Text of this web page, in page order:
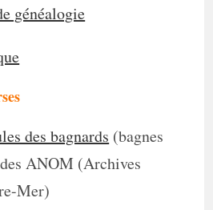
généalogie
des bagnards (bagnes
ANOM (Archives
Mer)